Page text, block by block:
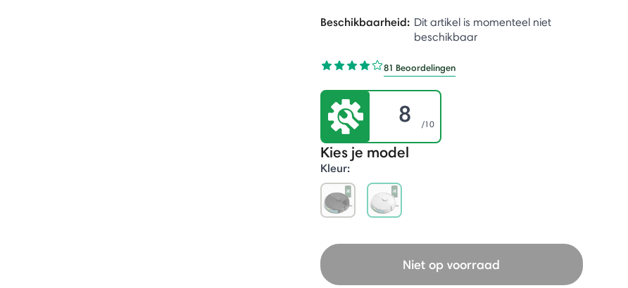
Beschikbaarheid: Dit artikel is momenteel niet
beschikbaar
81 Beoordelingen
8 /10
Kies je model
Kleur:
Niet op voorraad